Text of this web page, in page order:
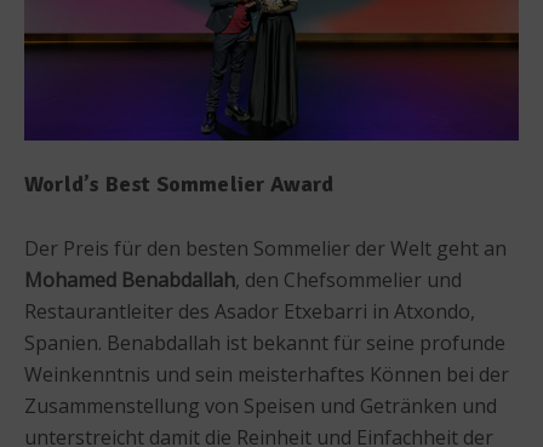
World’s Best Sommelier Award
Der Preis für den besten Sommelier der Welt geht an
Mohamed Benabdallah, den Chefsommelier und
Restaurantleiter des Asador Etxebarri in Atxondo,
Spanien. Benabdallah ist bekannt für seine profunde
Weinkenntnis und sein meisterhaftes Können bei der
Zusammenstellung von Speisen und Getränken und
unterstreicht damit die Reinheit und Einfachheit der